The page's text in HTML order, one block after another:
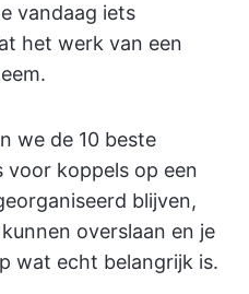
vandaag iets
het werk van een
we de 10 beste
voor koppels op een
blijven,
overslaan en je
wat echt belangrijk is.